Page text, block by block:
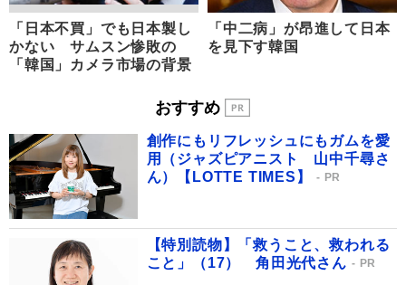
「日本不買」でも日本製し
かない サムスン惨敗の
「韓国」カメラ市場の背景
「中二病」が昂進して日本
を見下す韓国
おすすめ
創作にもリフレッシュにもガムを愛
用（ジャズピアニスト 山中千尋さ
ん）【LOTTE TIMES】
PR
【特別読物】「救うこと、救われる
こと」（17） 角田光代さん
PR